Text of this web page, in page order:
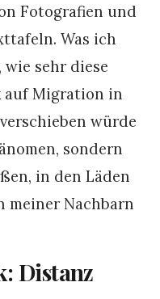
Fotografien und
Was ich
sehr diese
auf Migration in
würde
sondern
in den Läden
meiner Nachbarn
Distanz